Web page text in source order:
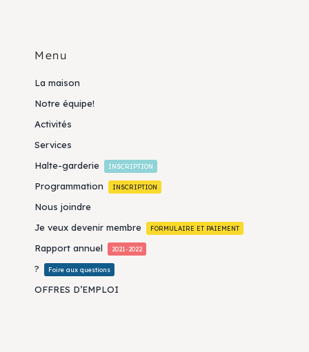
Menu
La maison
Notre équipe!
Activités
Services
Halte-garderie
INSCRIPTION
Programmation INSCRIPTION
Nous joindre
Je veux devenir membre
FORMULAIRE ET PAIEMENT
Rapport annuel 2021-2022
? Foire aux questions
OFFRES D’EMPLOI